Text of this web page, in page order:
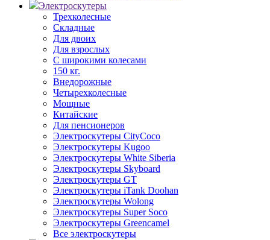
Электроскутеры
Трехколесные
Складные
Для двоих
Для взрослых
С широкими колесами
150 кг.
Внедорожные
Четырехколесные
Мощные
Китайские
Для пенсионеров
Электроскутеры CityCoco
Электроскутеры Kugoo
Электроскутеры White Siberia
Электроскутеры Skyboard
Электроскутеры GT
Электроскутеры iTank Doohan
Электроскутеры Wolong
Электроскутеры Super Soco
Электроскутеры Greencamel
Все электроскутеры